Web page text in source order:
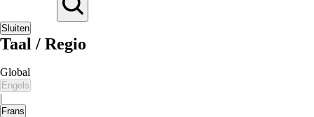
Sluiten
Taal / Regio
Global
Engels
|
Frans